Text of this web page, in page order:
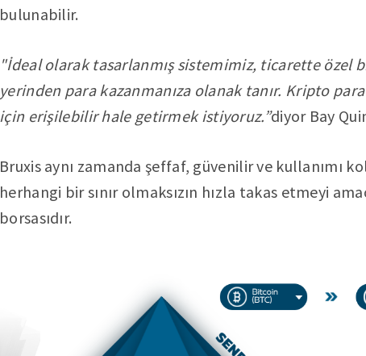
bulunabilir.
"İdeal olarak tasarlanmış sistemimiz, ticarette özel
yerinden para kazanmanıza olanak tanır. Kripto
için erişilebilir hale getirmek istiyoruz.”diyor Bay
Bruxis aynı zamanda şeffaf, güvenilir ve kullanımı
herhangi bir sınır olmaksızın hızla takas etmeyi
borsasıdır.